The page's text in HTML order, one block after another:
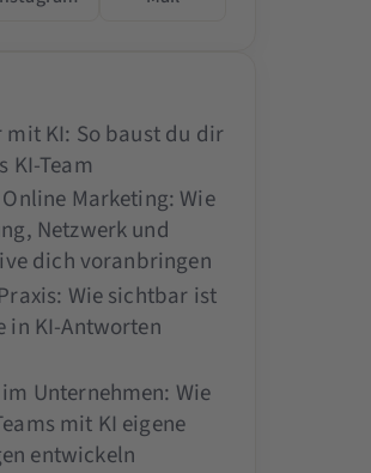
KI: So baust du dir
KI-Team
Marketing: Wie
Netzwerk und
dich voranbringen
Wie sichtbar ist
in KI-Antworten
Unternehmen: Wie
mit KI eigene
entwickeln